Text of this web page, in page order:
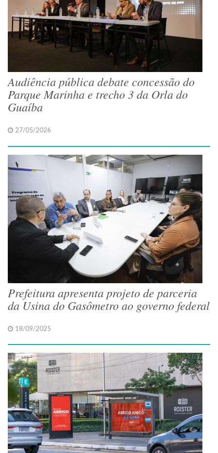
Audiência pública debate concessão do
Parque Marinha e trecho 3 da Orla do
Guaíba
27/05/2026
Prefeitura apresenta projeto de parceria
da Usina do Gasômetro ao governo federal
18/09/2025